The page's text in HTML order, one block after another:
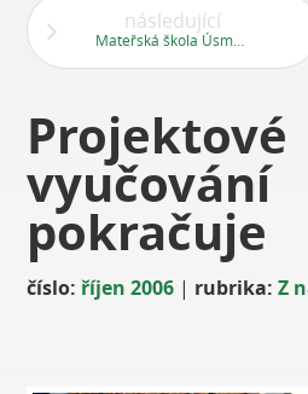
následující
Projektové
vyučování
pokračuje
číslo: říjen 2006 | rubrika: Z